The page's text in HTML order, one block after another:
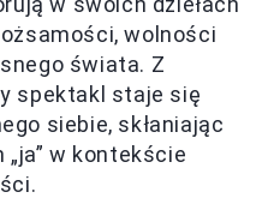
wolności
świata. Z
spektakl staje się
siebie, skłaniając
w kontekście